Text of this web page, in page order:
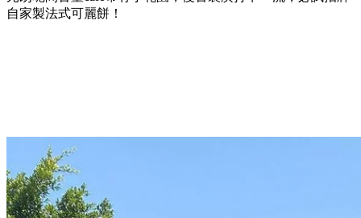
自家製法式可麗餅！